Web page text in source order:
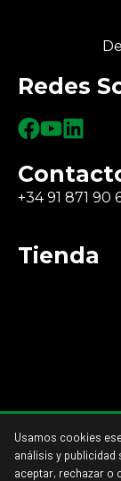
Redes
+34 91 871 90
Tienda
Acceso a mi
Usamos cookies
análisis y
aceptar, rechazar o